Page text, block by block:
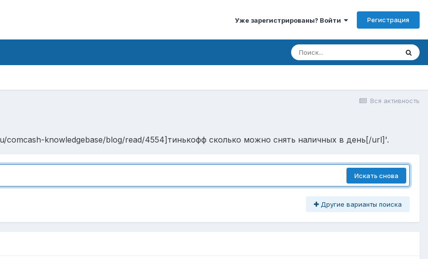
Уже зарегистрированы? Войти Регистрация
Вся активность
comcash-knowledgebase/blog/read/4554]тинькофф сколько можно снять наличных в день[/url]'.
Искать снова
Другие варианты поиска